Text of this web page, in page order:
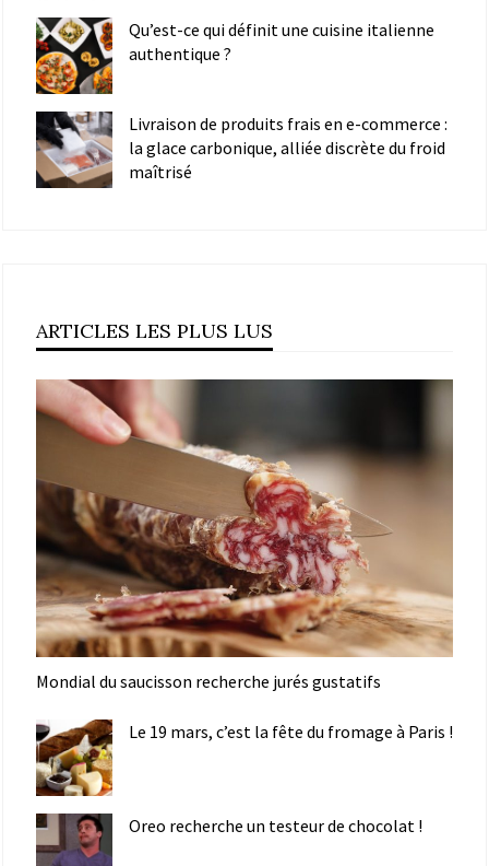
Qu’est-ce qui définit une cuisine italienne
authentique ?
Livraison de produits frais en e-commerce :
la glace carbonique, alliée discrète du froid
maîtrisé
ARTICLES LES PLUS LUS
Mondial du saucisson recherche jurés gustatifs
Le 19 mars, c’est la fête du fromage à Paris !
Oreo recherche un testeur de chocolat !